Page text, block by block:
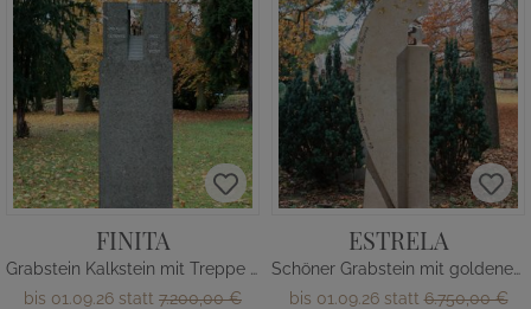
FINITA
Grabstein Kalkstein mit Treppe & Bronzefiguren
bis 01.09.26 statt 7.200,00 €
ESTRELA
Schöner Grabstein mit goldenen Sternen
bis 01.09.26 statt6.750,00 €